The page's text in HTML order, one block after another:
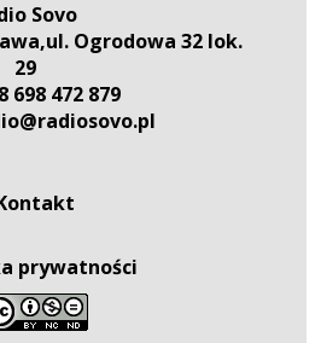
Sovo
Ogrodowa 32 lok.
29
698 472 879
prywatności